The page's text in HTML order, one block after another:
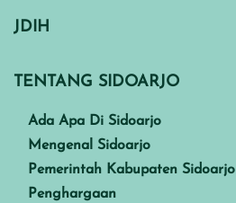
JDIH
TENTANG SIDOARJO
Ada Apa Di Sidoarjo
Mengenal Sidoarjo
Pemerintah Kabupaten Sidoarjo
Penghargaan